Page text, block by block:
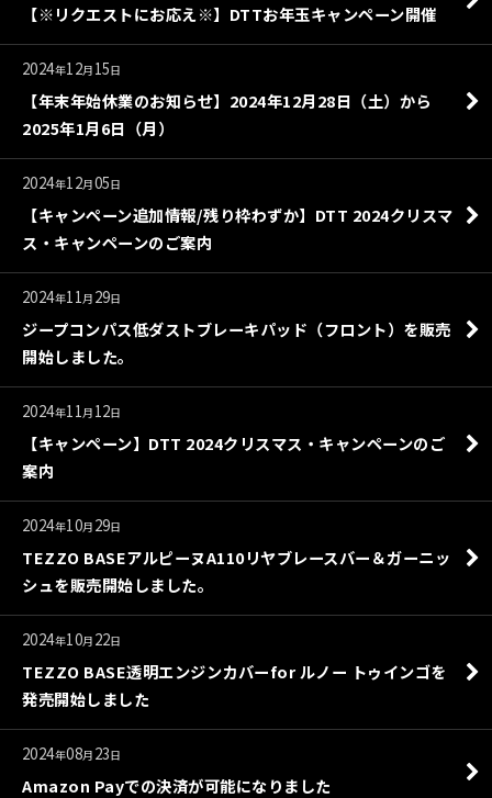
【※リクエストにお応え※】DTTお年玉キャンペーン開催
2024年12月 15日
【年末年始休業のお知らせ】2024年12月28日（土）から
2025年1月6日（月）
2024年12月05日
【キャンペーン追加情報/残り枠わずか】DTT 2024クリスマ
ス・キャンペーンのご案内
2024年11月 29日
ジープコンパス低ダストブレーキパッド（フロント）を販売
開始しました。
2024年11月 12日
【キャンペーン】DTT 2024クリスマス・キャンペーンのご
案内
2024年10月 29日
TEZZO BASEアルピーヌA110リヤブレースバー＆ガーニッ
シュを販売開始しました。
2024年10月 22日
TEZZO BASE透明エンジンカバーfor ルノー トゥインゴを
発売開始しました
2024年08月 23日
Amazon Payでの決済が可能になりました